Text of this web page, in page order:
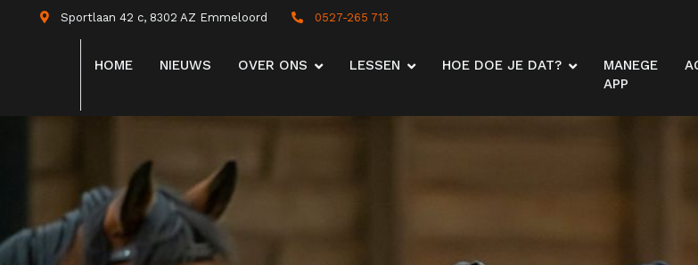
Sportlaan 42 c, 8302 AZ Emmeloord 0527-265 713
HOME NIEUWS OVER ONS LESSEN HOE DOE JE DAT?
MANEGE
APP